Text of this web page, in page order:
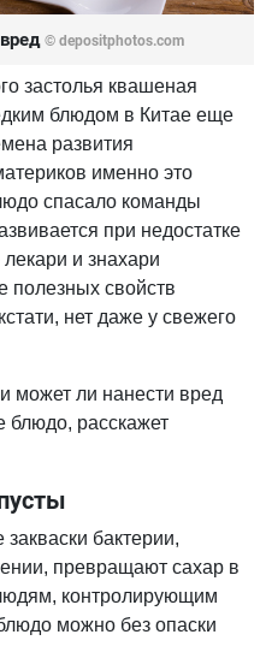
© depositphotos.com
застолья квашеная
блюдом в Китае еще
развития
именно это
спасало команды
при недостатке
и знахари
полезных свойств
нет даже у свежего
может ли нанести вред
блюдо, расскажет
закваски бактерии,
превращают сахар в
контролирующим
можно без опаски